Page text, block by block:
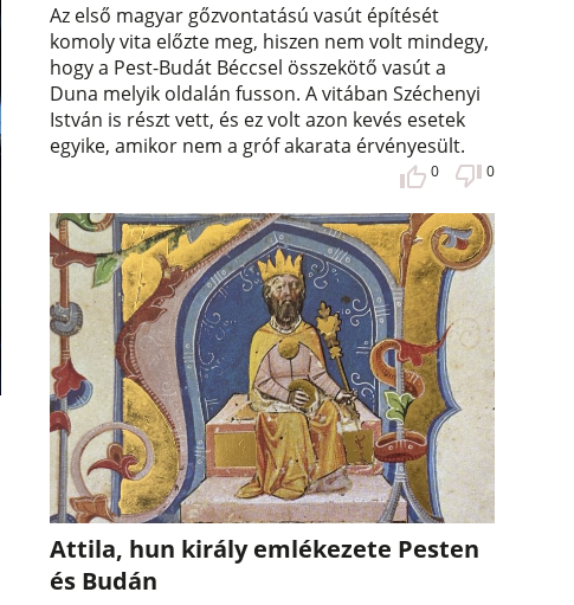
Az első magyar gőzvontatású vasút építését
komoly vita előzte meg, hiszen nem volt mindegy,
hogy a Pest-Budát Béccsel összekötő vasút a
Duna melyik oldalán fusson. A vitában Széchenyi
István is részt vett, és ez volt azon kevés esetek
egyike, amikor nem a gróf akarata érvényesült.
0 0
Attila, hun király emlékezete Pesten
és Budán